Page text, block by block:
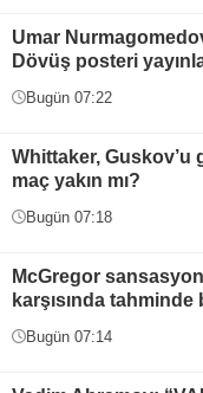
Umar
Dövüş posteri
Bugün 07:22
Whittaker, Guskov’u
maç yakın mı?
Bugün 07:18
McGregor
karşısında
Bugün 07:14